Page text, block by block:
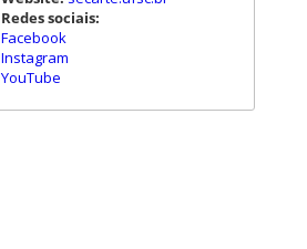
Redes sociais:
Facebook
Instagram
YouTube